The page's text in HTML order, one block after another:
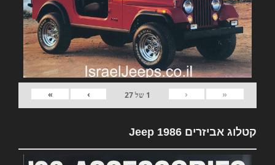
«
‹
1 של27
›
»
קטלוג אביזרים Jeep 1986